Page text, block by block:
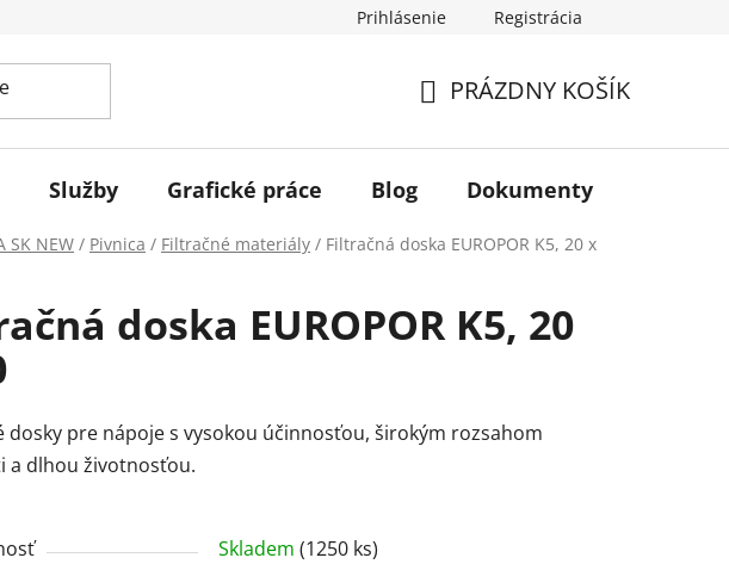
Prihlásenie Registrácia
KOŠÍK
PRÁZDNY KOŠÍK
Služby Grafické práce Blog Dokumenty
SK NEW / Pivnica / Filtračné materiály / Filtračná doska EUROPOR K5, 20 x
doska EUROPOR K5, 20
dosky pre nápoje s vysokou účinnosťou, širokým rozsahom
a dlhou životnosťou.
Skladem (1250 ks)